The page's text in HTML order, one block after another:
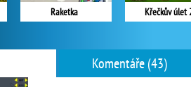
Raketka Křečkův úlet
Komentáře (43)